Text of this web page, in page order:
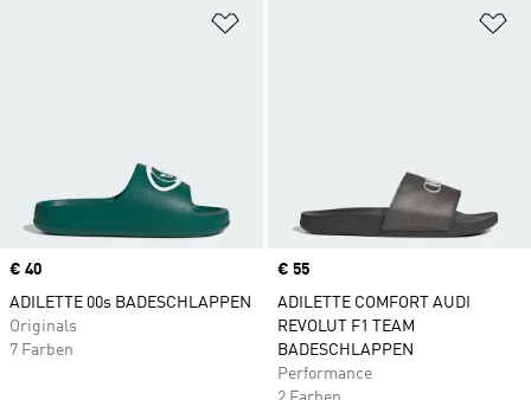
Price
€ 40
ADILETTE 00s BADESCHLAPPEN
Originals
7 Farben
Price
€ 55
ADILETTE COMFORT AUDI
REVOLUT F1 TEAM
BADESCHLAPPEN
Performance